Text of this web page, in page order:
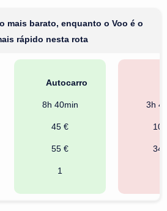
mais barato, enquanto o Voo é o
rápido nesta rota
Autocarro
8h 40min
45 €
55 €
1
3h